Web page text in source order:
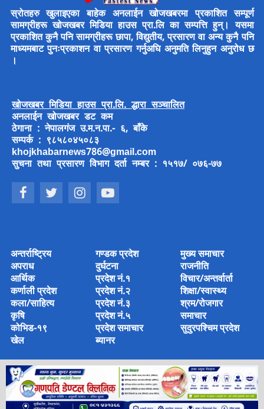
स्रोतहरु खुलाइएका बाहेक अनलाईन खोजखबरमा प्रकाशित सम्पूर्ण
सामग्रीहरू खोजखबर मिडिया हाउस प्रा.लि का सम्पत्ति हुन्। यसमा
प्रकाशित कुनै पनि सामग्रीहरू छापा, विद्युतीय, प्रसारण वा अन्य कुनै पनि
माध्यमबाट पुनःप्रकाशन वा प्रसारण गर्नुअघि अनुमति लिनुहुन अनुरोध छ
।
खोजखबर मिडिया हाउस प्रा.लि. द्धारा सञ्चालित
अनलाईन खोजखबर डट कम
ठेगाना : नेपालगंज उ.म.न.पा.- ६, बाँके
सम्पर्क : ९८५८०४५०८३
khojkhabarnews786@gmail.com
सुचना तथा प्रसारण विभाग दर्ता नम्बर : १५१७/ ०७६-७७
अन्तर्राष्ट्रिय
अपराध
आर्थिक
कर्णाली प्रदेश
कला/साहित्य
कृषि
कोभिड-१९
खेल
गण्डक प्रदेश
दुर्घटना
प्रदेश नं.१
प्रदेश नं.२
प्रदेश नं.३
प्रदेश नं.५
प्रदेश समाचार
ब्यानर
मुख्य समाचार
राजनीति
विचार/अन्तर्वार्ता
शिक्षा/स्वास्थ्य
श्रम/रोजगार
समाचार
सुदुरपश्चिम प्रदेश
© 2022 Copyright © 2022 khoj khabar Media House Pvt Ltd